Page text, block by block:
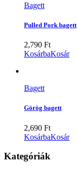
Bagett
Pulled Pork bagett
2,790 Ft
KosárbaKosár
Bagett
Görög bagett
2,690 Ft
KosárbaKosár
Kategóriák